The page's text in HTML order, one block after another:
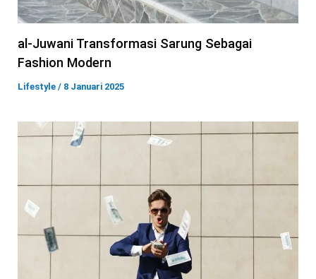
al-Juwani Transformasi Sarung Sebagai
Fashion Modern
Lifestyle / 8 Januari 2025